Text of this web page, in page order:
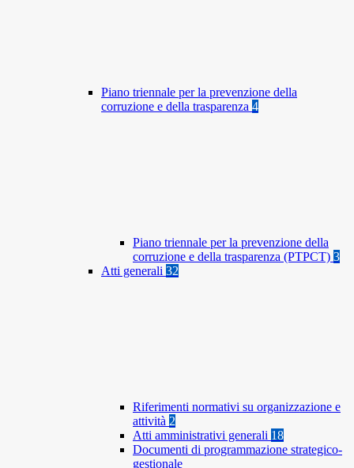
Piano triennale per la prevenzione della
corruzione e della trasparenza 4
Piano triennale per la prevenzione della
corruzione e della trasparenza (PTPCT) 3
Atti generali 32
Riferimenti normativi su organizzazione e
attività 2
Atti amministrativi generali 18
Documenti di programmazione strategico-
gestionale